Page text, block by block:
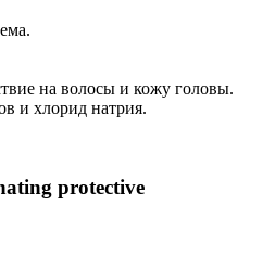
на волосы и кожу головы.
и хлорид натрия.
protective